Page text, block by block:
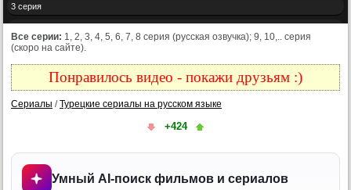
3 серия
4 серия
4 серия (суб)
5 серия
6 серия (суб)
7 серия
Все серии: 1, 2, 3, 4, 5, 6, 7, 8 серия (русская озвучка); 9, 10,.. серия
(скоро на сайте).
Понравилось видео - покажи друзьям :)
Сериалы /Турецкие сериалы на русском языке
+424
Умный AI-поиск фильмов и сериалов